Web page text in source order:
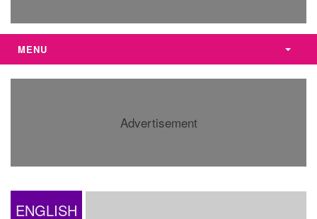
MENU
Advertisement
ENGLISH